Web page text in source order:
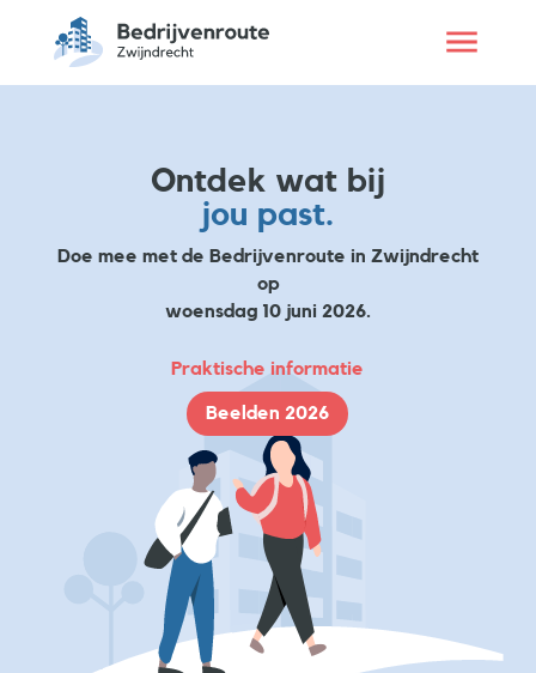
Ontdek wat bij
jou past.
Doe mee met de Bedrijvenroute in Zwijndrecht
op
woensdag 10 juni 2026.
Beelden 2026
Praktische informatie